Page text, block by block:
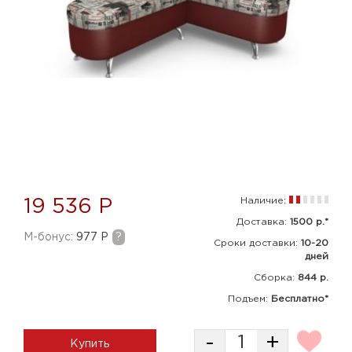
19 536 Р
M-бонус: 977 Р ?
Наличие:
Доставка: 1500 р.*
Сроки доставки: 10-20
дней
Сборка: 844 р.
Подъем: Бесплатно*
Купить - +